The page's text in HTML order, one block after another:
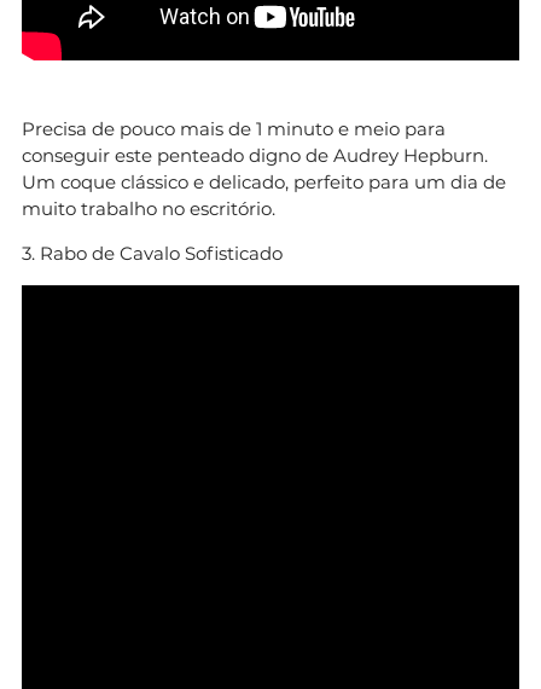
Precisa de pouco mais de 1 minuto e meio para
conseguir este penteado digno de Audrey Hepburn.
Um coque clássico e delicado, perfeito para um dia de
muito trabalho no escritório.
3. Rabo de Cavalo Sofisticado